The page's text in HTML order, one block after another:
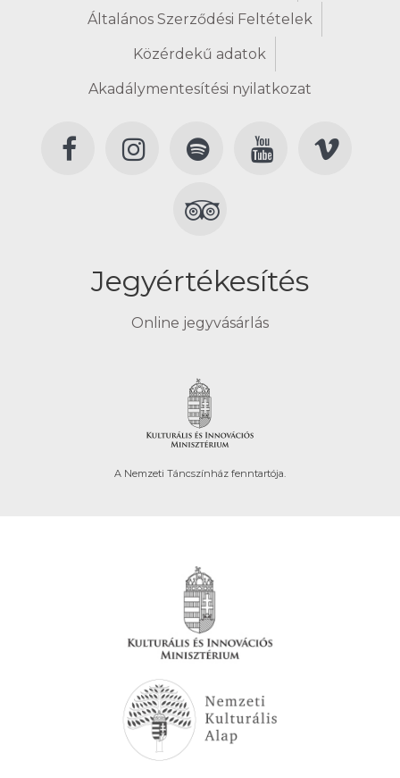
Általános Szerződési Feltételek
Közérdekű adatok
Akadálymentesítési nyilatkozat
Jegyértékesítés
Online jegyvásárlás
A Nemzeti Táncszínház fenntartója.